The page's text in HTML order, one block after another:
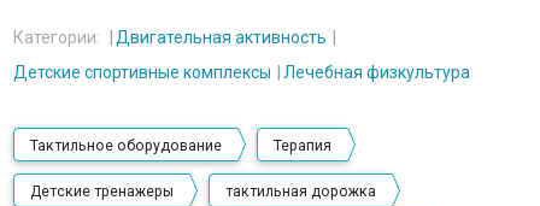
Категории:
Двигательная активность
Детские спортивные комплексы
Лечебная физкультура
Тактильное оборудование Терапия
Детские тренажеры тактильная дорожка